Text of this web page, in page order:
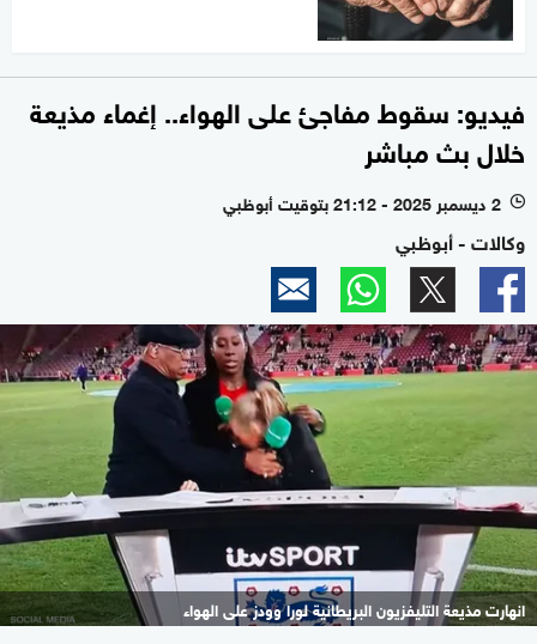
فيديو: سقوط مفاجئ على الهواء.. إغماء مذيعة
خلال بث مباشر
l 2 ديسمبر 2025 - 21:12 بتوقيت أبوظبي
وكالات - أبوظبي
انهارت مذيعة التليفزيون البريطانية لورا وودز على الهواء